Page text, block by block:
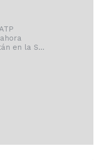
en la Six